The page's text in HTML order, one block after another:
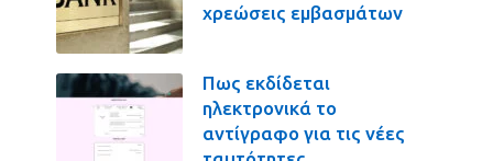
χρεώσεις εμβασμάτων
Πως εκδίδεται
ηλεκτρονικά το
αντίγραφο για τις νέες